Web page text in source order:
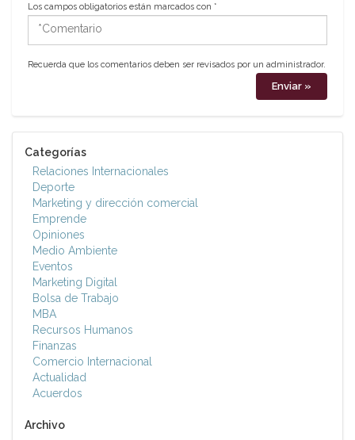
Los campos obligatorios están marcados con *
*Comentario
Recuerda que los comentarios deben ser revisados por un administrador.
Categorías
Relaciones Internacionales
Deporte
Marketing y dirección comercial
Emprende
Opiniones
Medio Ambiente
Eventos
Marketing Digital
Bolsa de Trabajo
MBA
Recursos Humanos
Finanzas
Comercio Internacional
Actualidad
Acuerdos
Archivo